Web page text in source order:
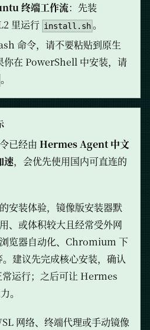
终端工作流：先装
里运行 install.sh 。
命令，请不要粘贴到原生
在 PowerShell 中安装，请
。
已经由 Hermes Agent 中文
速，会优先使用国内可直连的
安装体验，镜像版安装器默
、或体积较大且经常受外网
览器自动化、Chromium 下
建议先完成核心安装，确认
常运行；之后可让 Hermes
。
网络、终端代理或手动镜像